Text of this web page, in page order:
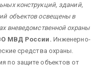
конструкций, зданий,
объектов освещены в
вневедомственной охраны
МВД России. Инженерно-
средства охраны.
по защите объектов от